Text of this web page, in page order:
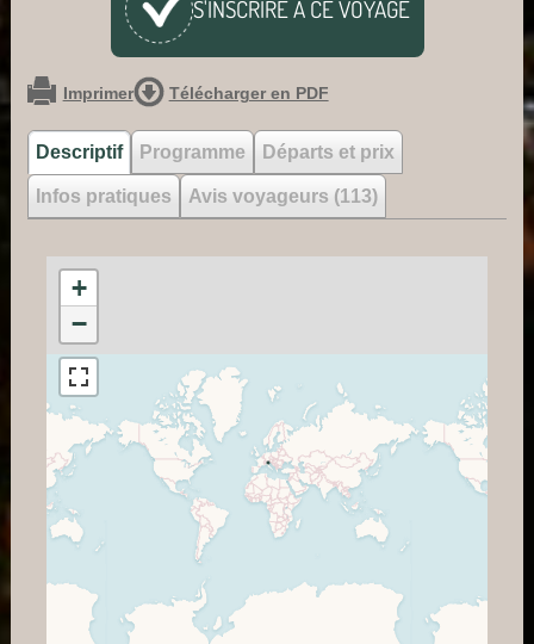
S'INSCRIRE À CEVOYAGE
Imprimer Télécharger en PDF
Descriptif Programme Départs et prix
Infos pratiques Avis voyageurs (113)
+
−